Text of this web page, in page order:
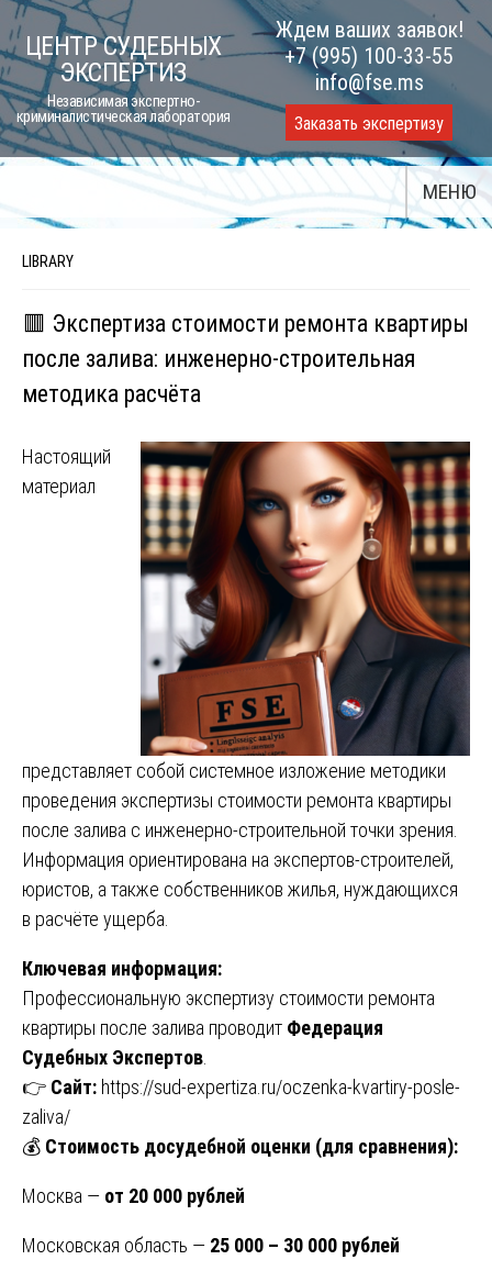
Skip
to
content
ЦЕНТР СУДЕБНЫХ
ЭКСПЕРТИЗ
Независимая экспертно-
криминалистическая лаборатория
Ждем ваших заявок!
+7 (995) 100-33-55
info@fse.ms
Заказать экспертизу
МЕНЮ
LIBRARY
🟥 Экспертиза стоимости ремонта квартиры
после залива: инженерно-строительная
методика расчёта
Настоящий
материал
представляет собой системное изложение методики
проведения экспертизы стоимости ремонта квартиры
после залива с инженерно-строительной точки зрения.
Информация ориентирована на экспертов-строителей,
юристов, а также собственников жилья, нуждающихся
в расчёте ущерба.
Ключевая информация:
Профессиональную экспертизу стоимости ремонта
квартиры после залива проводит Федерация
Судебных Экспертов
👉 Сайт: https://sud-expertiza.ru/oczenka-kvartiry-posle-
zaliva/
💰 Стоимость досудебной оценки (для сравнения):
Москва — от 20 000 рублей
Московская область — 25 000 – 30 000 рублей